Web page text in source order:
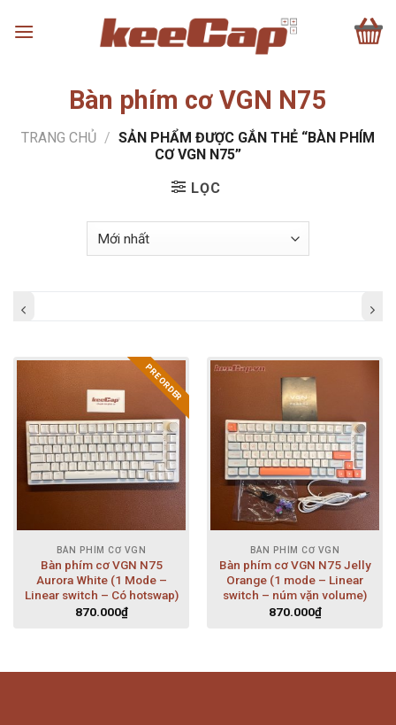
Bàn phím cơ VGN N75
TRANG CHỦ / SẢN PHẨM ĐƯỢC GẮN THẺ “BÀN PHÍM
CƠ VGN N75”
LỌC
PRE ORDER
BÀN PHÍM CƠ VGN
Bàn phím cơ VGN N75
Aurora White (1 Mode –
Linear switch – Có hotswap)
870.000₫
BÀN PHÍM CƠ VGN
Bàn phím cơ VGN N75 Jelly
Orange (1 mode – Linear
switch – núm vặn volume)
870.000₫